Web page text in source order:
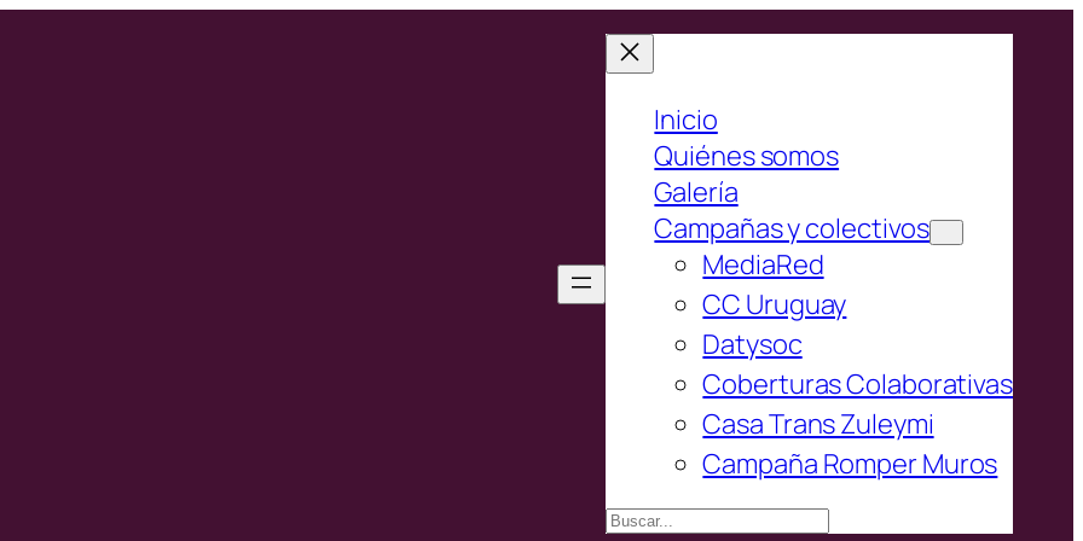
Inicio
Quiénes somos
Galería
Campañas y colectivos
MediaRed
CC Uruguay
Datysoc
Coberturas Colaborativas
Casa Trans Zuleymi
Campaña Romper Muros
Buscar